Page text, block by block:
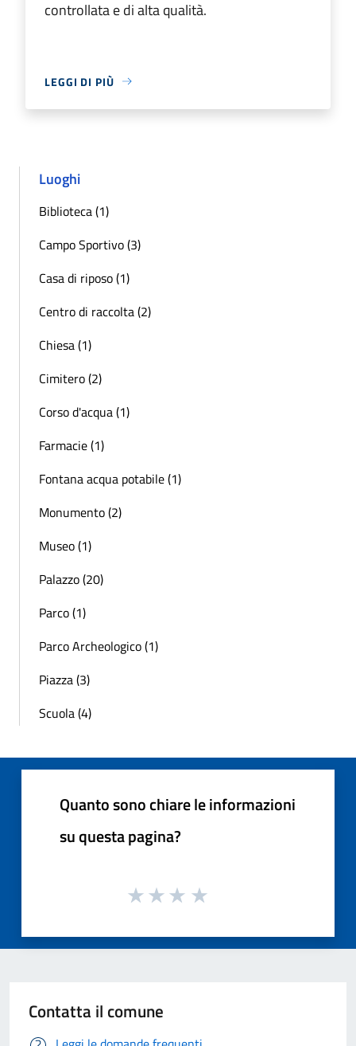
controllata e di alta qualità.
LEGGI DI PIÙ
Luoghi
Biblioteca (1)
Campo Sportivo (3)
Casa di riposo (1)
Centro di raccolta (2)
Chiesa (1)
Cimitero (2)
Corso d'acqua (1)
Farmacie (1)
Fontana acqua potabile (1)
Monumento (2)
Museo (1)
Palazzo (20)
Parco (1)
Parco Archeologico (1)
Piazza (3)
Scuola (4)
Quanto sono chiare le informazioni
su questa pagina?
Contatta il comune